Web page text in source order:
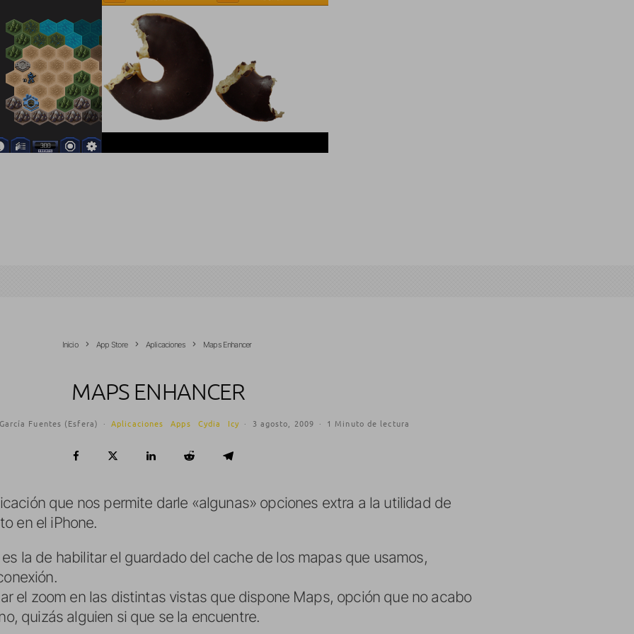
Inicio App Store Aplicaciones Maps Enhancer
MAPS ENHANCER
Fuentes (Esfera) · Aplicaciones Apps Cydia Icy · 3 agosto, 2009 · 1 Minuto de lectura
que nos permite darle «algunas» opciones extra a la utilidad de
en el iPhone.
la de habilitar el guardado del cache de los mapas que usamos,
el zoom en las distintas vistas que dispone Maps, opción que no acabo
quizás alguien si que se la encuentre.